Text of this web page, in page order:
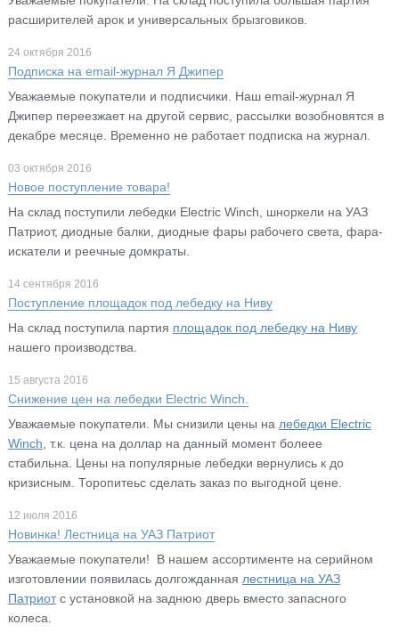
расширителей арок и универсальных брызговиков.
24 октября 2016
Подписка на email-журнал Я Джипер
Уважаемые покупатели и подписчики. Наш email-журнал Я
Джипер переезжает на другой сервис, рассылки возобновятся в
декабре месяце. Временно не работает подписка на журнал.
03 октября 2016
Новое поступление товара!
На склад поступили лебедки Electric Winch, шноркели на УАЗ
Патриот, диодные балки, диодные фары рабочего света, фара-
искатели и реечные домкраты.
14 сентября 2016
Поступление площадок под лебедку на Ниву
На склад поступила партия площадок под лебедку на Ниву
нашего производства.
15 августа 2016
Снижение цен на лебедки Electric Winch.
Уважаемые покупатели. Мы снизили цены на лебедки Electric
Winch , т.к. цена на доллар на данный момент болеее
стабильна. Цены на популярные лебедки вернулись к до
кризисным. Торопитеьс сделать заказ по выгодной цене.
12 июля 2016
Новинка! Лестница на УАЗ Патриот
Уважаемые покупатели! В нашем ассортименте на серийном
изготовлении появилась долгожданная лестница на УАЗ
Патриотс установкой на заднюю дверь вместо запасного
колеса.